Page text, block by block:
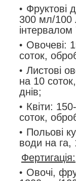
Фруктові
300 мл/100
інтервалом
Овочеві:
соток,
Листові
на 10
днів;
Квіти:
соток,
Польові
води на га,
Фертигація:
Овочі,